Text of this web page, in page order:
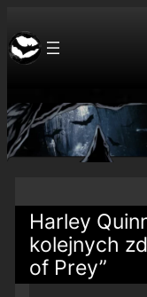
Harley
kolejnych
of Prey”